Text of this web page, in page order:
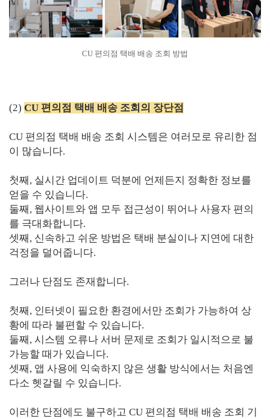
CU 편의점 택배 배송 조회 방법
(2) CU 편의점 택배 배송 조회의 장단점
CU 편의점 택배 배송 조회 시스템은 여러모로 유리한 점
이 많습니다.
첫째, 실시간 업데이트 덕분에 언제든지 정확한 정보를
얻을 수 있습니다.
둘째, 웹사이트와 앱 모두 접근성이 뛰어나 사용자 편의
를 극대화합니다.
셋째, 신속하고 쉬운 방법은 택배 분실이나 지연에 대한
걱정을 덜어줍니다.
그러나 단점도 존재합니다.
첫째, 인터넷이 필요한 환경에서만 조회가 가능하여 상
황에 따라 불편할 수 있습니다.
둘째, 시스템 오류나 서버 문제로 조회가 일시적으로 불
가능할 때가 있습니다.
셋째, 앱 사용에 익숙하지 않은 생활 방식에서는 처음엔
다소 헷갈릴 수 있습니다.
이러한 단점에도 불구하고 CU 편의점 택배 배송 조회 기